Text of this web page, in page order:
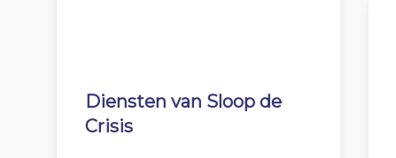
Diensten van Sloop de
Crisis